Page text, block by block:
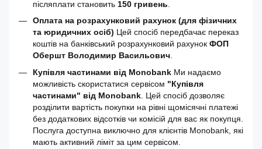
післяплати становить 150 гривень
Оплата на розрахунковий рахунок (для фізичних
та юридичних осіб) Цей спосіб передбачає переказ
коштів на банківський розрахунковий рахунок ФОП
Обершт Володимир Васильович
Купівля частинами від Monobank Ми надаємо
можливість скористатися сервісом "Купівля
частинами" від Monobank . Цей спосіб дозволяє
розділити вартість покупки на рівні щомісячні платежі
без додаткових відсотків чи комісій для вас як покупця.
Послуга доступна виключно для клієнтів Monobank, які
мають активний ліміт за цим сервісом.